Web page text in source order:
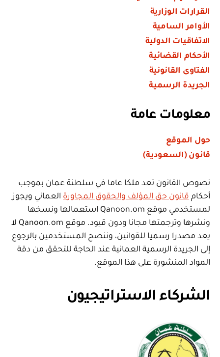
القرارات الوزارية
الأوامر السامية
الاتفاقيات الدولية
الأحكام القضائية
الفتاوى القانونية
الجريدة الرسمية
معلومات عامة
حول الموقع
قانون (السعودية)
نصوص القانون تعد ملكا عاما في سلطنة عمان بموجب
أحكام قانون حق المؤلف والحقوق المجاورة العماني ويجوز
لمستخدمي موقع Qanoon.om استعمالها ونسخها
ونشرها وترجمتها مجانا ودون قيود. موقع Qanoon.om لا
يعد مصدرا رسميا للقوانين، وننصح المستخدمين بالرجوع
إلى الجريدة الرسمية العمانية عند الحاجة للتحقق من دقة
المواد المنشورة على هذا الموقع.
الشركاء الاستراتيجيون